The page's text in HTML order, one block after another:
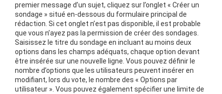
premier message d’un sujet, cliquez sur l’onglet « Créer un
sondage » situé en-dessous du formulaire principal de
rédaction. Si cet onglet n’est pas disponible, il est probable
que vous n’ayez pas la permission de créer des sondages.
Saisissez le titre du sondage en incluant au moins deux
options dans les champs adéquats, chaque option devant
être insérée sur une nouvelle ligne. Vous pouvez définir le
nombre d’options que les utilisateurs peuvent insérer en
modifiant, lors du vote, le nombre des « Options par
utilisateur ». Vous pouvez également spécifier une limite de